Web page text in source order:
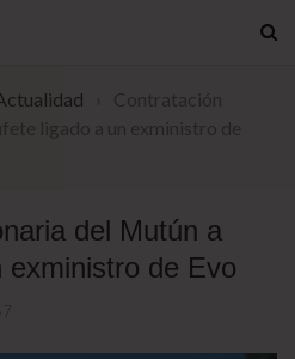
del Mutún a
exministro de Evo